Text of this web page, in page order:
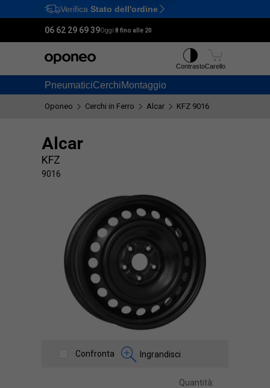
Ctrl M
Verifica Stato dell'ordine
06 62 29 69 39Oggi:8 fino alle 20
PneumaticiCerchiMontaggio
ContrastoCarello
Oponeo Cerchi in Ferro Alcar KFZ 9016
Alcar
KFZ
9016
Confronta Ingrandisci
Quantità: